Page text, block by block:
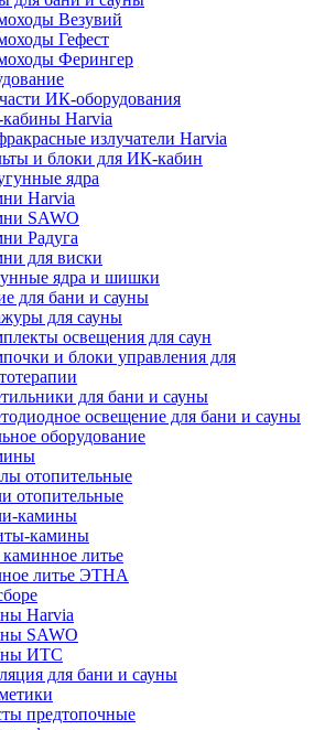
Везувий
Гефест
Ферингер
ИК-оборудования
Harvia
излучатели Harvia
и блоки для ИК-кабин
ядра
Harvia
SAWO
Радуга
для виски
ядра и шишки
для бани и сауны
для сауны
освещения для саун
и блоки управления для
для бани и сауны
освещение для бани и сауны
оборудование
отопительные
отопительные
камины
камины
литье
литье ЭТНА
Harvia
SAWO
ИТС
для бани и сауны
предтопочные